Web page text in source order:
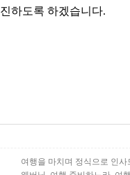
하도록 하겠습니다.
여행을 마치며 정식으로 인사